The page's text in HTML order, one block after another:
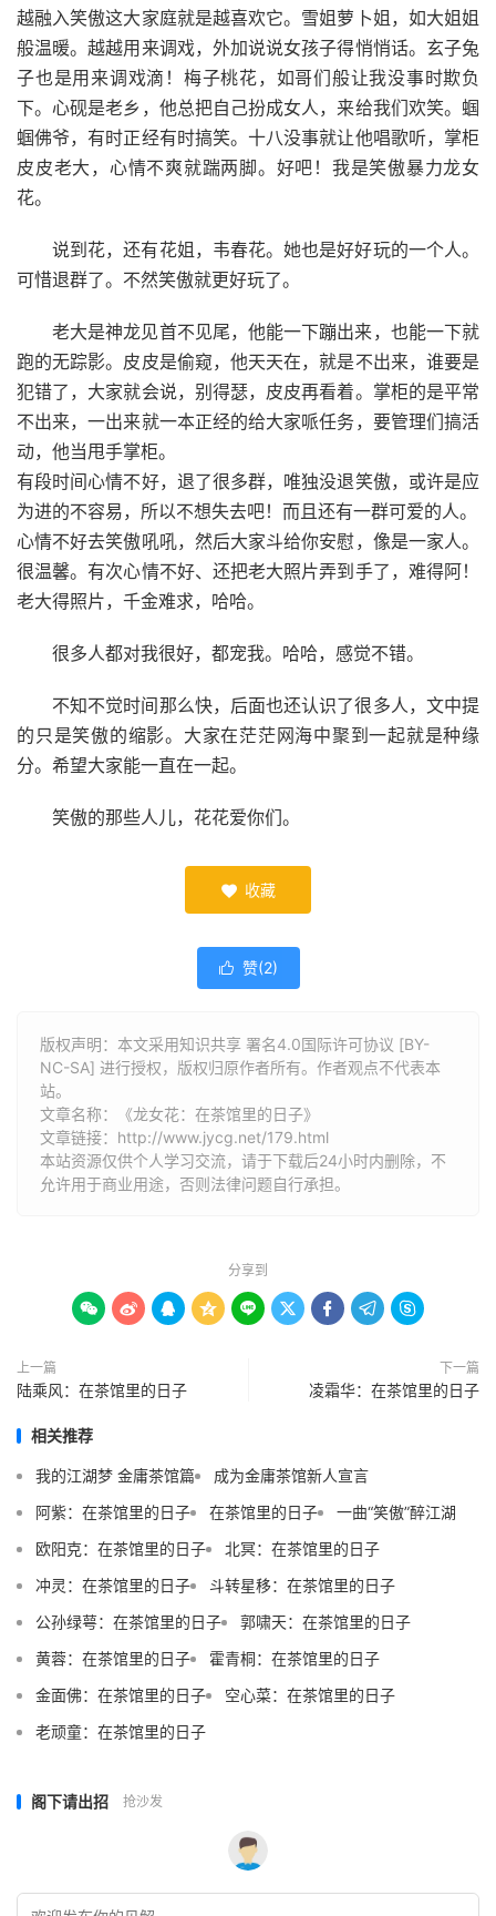
越融入笑傲这大家庭就是越喜欢它。雪姐萝卜姐，如大姐姐
般温暖。越越用来调戏，外加说说女孩子得悄悄话。玄子兔
子也是用来调戏滴！梅子桃花，如哥们般让我没事时欺负
下。心砚是老乡，他总把自己扮成女人，来给我们欢笑。蝈
蝈佛爷，有时正经有时搞笑。十八没事就让他唱歌听，掌柜
皮皮老大，心情不爽就踹两脚。好吧！我是笑傲暴力龙女
花。
说到花，还有花姐，韦春花。她也是好好玩的一个人。
可惜退群了。不然笑傲就更好玩了。
老大是神龙见首不见尾，他能一下蹦出来，也能一下就
跑的无踪影。皮皮是偷窥，他天天在，就是不出来，谁要是
犯错了，大家就会说，别得瑟，皮皮再看着。掌柜的是平常
不出来，一出来就一本正经的给大家哌任务，要管理们搞活
动，他当甩手掌柜。
有段时间心情不好，退了很多群，唯独没退笑傲，或许是应
为进的不容易，所以不想失去吧！而且还有一群可爱的人。
心情不好去笑傲吼吼，然后大家斗给你安慰，像是一家人。
很温馨。有次心情不好、还把老大照片弄到手了，难得阿！
老大得照片，千金难求，哈哈。
很多人都对我很好，都宠我。哈哈，感觉不错。
不知不觉时间那么快，后面也还认识了很多人，文中提
的只是笑傲的缩影。大家在茫茫网海中聚到一起就是种缘
分。希望大家能一直在一起。
笑傲的那些人儿，花花爱你们。
 收藏
 赞(2)
版权声明：本文采用知识共享 署名4.0国际许可协议 [BY-
NC-SA] 进行授权，版权归原作者所有。作者观点不代表本
站。
文章名称：《龙女花：在茶馆里的日子》
文章链接： http://www.jycg.net/179.html
本站资源仅供个人学习交流，请于下载后24小时内删除，不
允许用于商业用途，否则法律问题自行承担。
分享到
        
上一篇
陆乘风：在茶馆里的日子
下一篇
凌霜华：在茶馆里的日子
相关推荐
我的江湖梦 金庸茶馆篇
成为金庸茶馆新人宣言
阿紫：在茶馆里的日子
在茶馆里的日子
一曲“笑傲”醉江湖
欧阳克：在茶馆里的日子
北冥：在茶馆里的日子
冲灵：在茶馆里的日子
斗转星移：在茶馆里的日子
公孙绿萼：在茶馆里的日子
郭啸天：在茶馆里的日子
黄蓉：在茶馆里的日子
霍青桐：在茶馆里的日子
金面佛：在茶馆里的日子
空心菜：在茶馆里的日子
老顽童：在茶馆里的日子
阁下请出招 抢沙发